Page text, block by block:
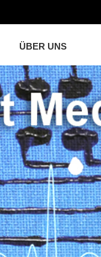
ÜBER UNS